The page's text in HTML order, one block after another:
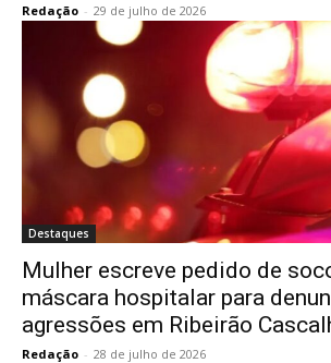
Redação - 29 de julho de 2026
Destaques
Mulher escreve pedido de
máscara hospitalar para
agressões em Ribeirão
Redação - 28 de julho de 2026